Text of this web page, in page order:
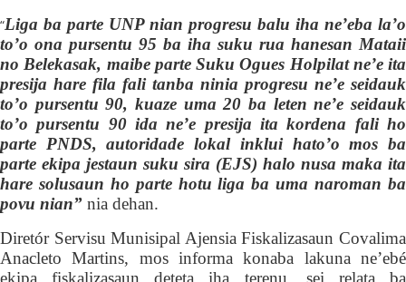
“Liga ba parte UNP nian progresu balu iha ne’eba la’o
to’o ona pursentu 95 ba iha suku rua hanesan Mataii
no Belekasak, maibe parte Suku Ogues Holpilat ne’e ita
presija hare fila fali tanba ninia progresu ne’e seidauk
to’o pursentu 90, kuaze uma 20 ba leten ne’e seidauk
to’o pursentu 90 ida ne’e presija ita kordena fali ho
parte PNDS, autoridade lokal inklui hato’o mos ba
parte ekipa jestaun suku sira (EJS) halo nusa maka ita
hare solusaun ho parte hotu liga ba uma naroman ba
povu nian” nia dehan.
Diretór ServisuMunisipal Ajensia Fiskalizasaun Covalima
Anacleto Martins, mos informa konaba lakuna ne’ebé
ekipa fiskalizasaundeteta iha terenu, sei relata ba